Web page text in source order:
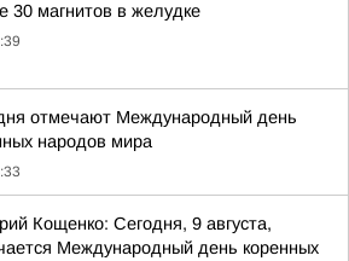
30 магнитов в желудке
отмечают Международный день
народов мира
Кощенко: Сегодня, 9 августа,
Международный день коренных